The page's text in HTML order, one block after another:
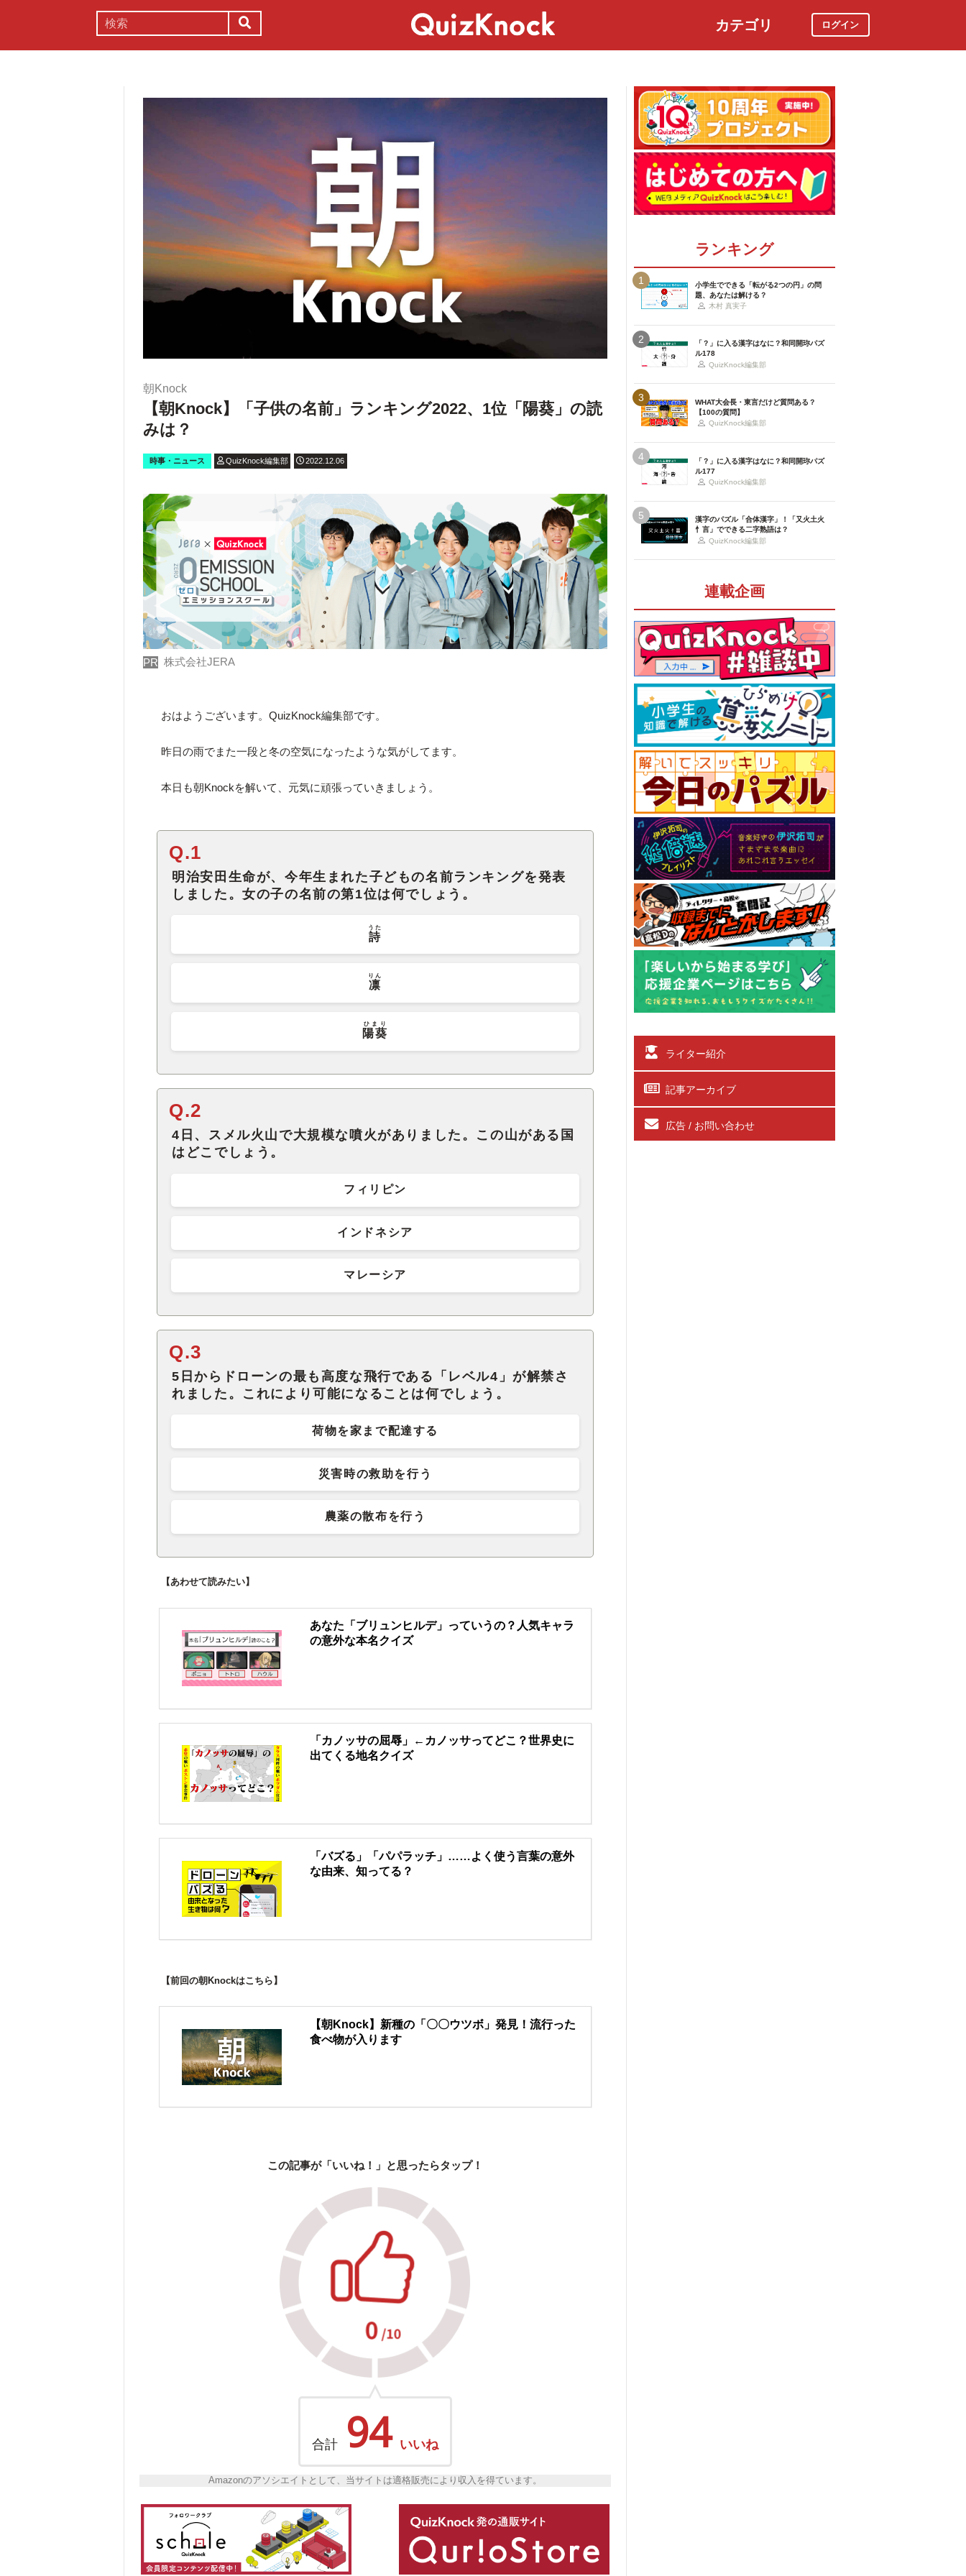
カテゴリ ログイン
朝Knock
【朝Knock】「子供の名前」ランキング2022、1位「陽葵」の読
みは？
時事・ニュース QuizKnock編集部 2022.12.06
PR 株式会社JERA
おはようございます。QuizKnock編集部です。
昨日の雨でまた一段と冬の空気になったような気がしてます。
本日も朝Knockを解いて、元気に頑張っていきましょう。
Q.1
明治安田生命が、今年生まれた子どもの名前ランキングを発表
しました。女の子の名前の第1位は何でしょう。
詩
うた
凛
りん
陽葵
ひまり
Q.2
4日、スメル火山で大規模な噴火がありました。この山がある国
はどこでしょう。
フィリピン
インドネシア
マレーシア
Q.3
5日からドローンの最も高度な飛行である「レベル4」が解禁さ
れました。これにより可能になることは何でしょう。
荷物を家まで配達する
災害時の救助を行う
農薬の散布を行う
【あわせて読みたい】
あなた「ブリュンヒルデ」っていうの？人気キャラ
の意外な本名クイズ
「カノッサの屈辱」←カノッサってどこ？世界史に
出てくる地名クイズ
「バズる」「パパラッチ」……よく使う言葉の意外
な由来、知ってる？
【前回の朝Knockはこちら】
【朝Knock】新種の「〇〇ウツボ」発見！流行った
食べ物が入ります
この記事が「いいね！」と思ったらタップ！
合計 94 いいね
Amazonのアソシエイトとして、当サイトは適格販売により収入を得ています。
ランキング
1
小学生でできる「転がる2つの円」の問
題、あなたは解ける？
木村 真実子
2
「？」に入る漢字はなに？和同開珎パズ
ル178
QuizKnock編集部
3
WHAT大会長・東言だけど質問ある？
【100の質問】
QuizKnock編集部
4
「？」に入る漢字はなに？和同開珎パズ
ル177
QuizKnock編集部
5
漢字のパズル「合体漢字」！「又火土火
忄言」でできる二字熟語は？
QuizKnock編集部
連載企画
ライター紹介
記事アーカイブ
広告 / お問い合わせ